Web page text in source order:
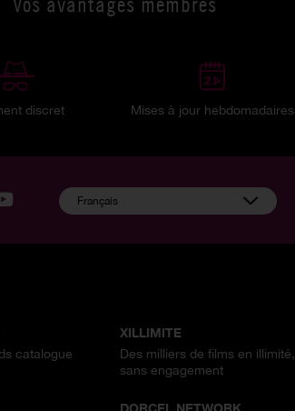
discret Mises à jour hebdomadaires
Français
catalogue
XILLIMITE
Des milliers de films en illimité,
sans engagement